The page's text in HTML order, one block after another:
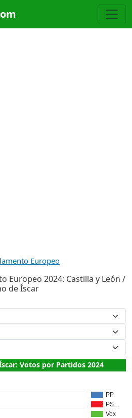
Europeo
Europeo 2024: Castilla y León /
de Íscar
Votos por Partidos 2024
PP
PS…
Vox